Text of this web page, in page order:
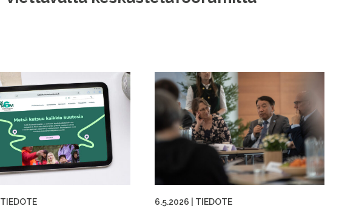
TIEDOTE 6.5.2026 TIEDOTE